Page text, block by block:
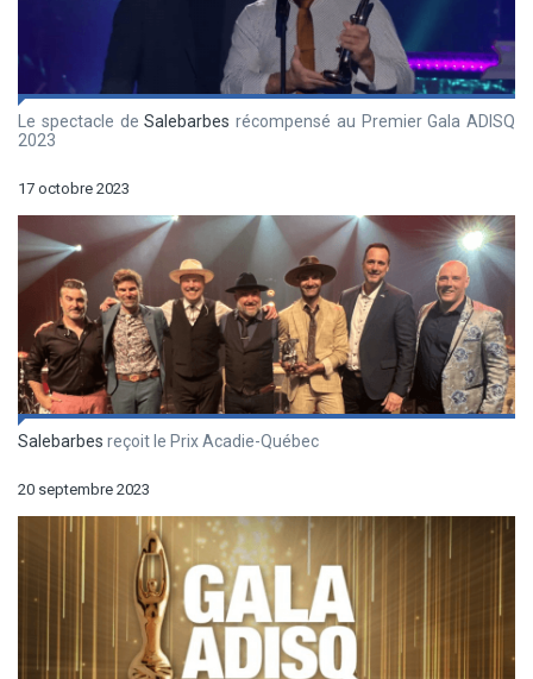
Le spectacle deSalebarbes récompensé au Premier Gala ADISQ
2023
17 octobre 2023
Salebarbes reçoit le Prix Acadie-Québec
20 septembre 2023